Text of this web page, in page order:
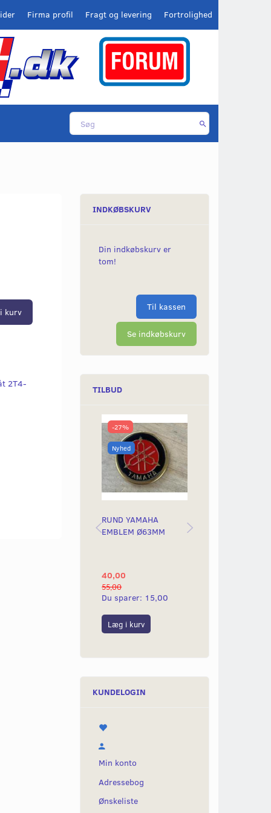
Fortrolighed
Fragt og levering
Firma profil
kurv
2T4-
INDKØBSKURV
Din indkøbskurv er
tom!
Til kassen
Se indkøbskurv
TILBUD
-27%
Nyhed
RUND YAMAHA
EMBLEM Ø63MM
40,00
55,00
Du sparer: 15,00
Læg i kurv
KUNDELOGIN
Min konto
Adressebog
Ønskeliste